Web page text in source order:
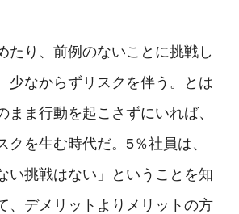
たり、前例のないことに挑戦し
少なからずリスクを伴う。とは
まま行動を起こさずにいれば、
クを生む時代だ。5％社員は、
い挑戦はない」ということを知
、デメリットよりメリットの方